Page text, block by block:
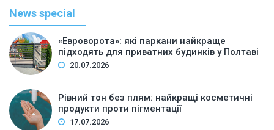
News special
«Евроворота»: які паркани найкраще
підходять для приватних будинків у Полтаві
20.07.2026
Рівний тон без плям: найкращі косметичні
продукти проти пігментації
17.07.2026